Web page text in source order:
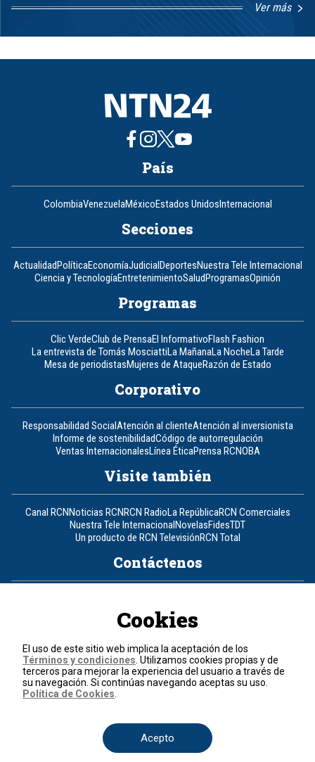
Ver más
1
8
País
ColombiaVenezuelaMéxicoEstados UnidosInternacional
Secciones
ActualidadPolíticaEconomíaJudicialDeportesNuestra Tele Internacional
Ciencia y TecnologíaEntretenimientoSaludProgramasOpinión
Programas
Clic VerdeClub de PrensaEl InformativoFlash Fashion
La entrevista de Tomás MosciattiLa MañanaLa NocheLa Tarde
Mesa de periodistasMujeres de AtaqueRazón de Estado
Corporativo
Responsabilidad SocialAtención al clienteAtención al inversionista
Informe de sostenibilidadCódigo de autorregulación
Ventas InternacionalesLínea ÉticaPrensa RCNOBA
Visite también
Canal RCNNoticias RCNRCN RadioLa RepúblicaRCN Comerciales
Nuestra Tele InternacionalNovelasFidesTDT
Un producto de RCN TelevisiónRCN Total
Contáctenos
Política de cookies
Términos y condiciones
© 2026, RCN Medios.
Todos los derechos reservados.
Cookies
El uso de este sitio web implica la aceptación de los
Términos y condiciones . Utilizamos cookies propias y de
terceros para mejorar la experiencia del usuario a través de
su navegación. Si continúas navegando aceptas su uso.
Política de Cookies
Acepto